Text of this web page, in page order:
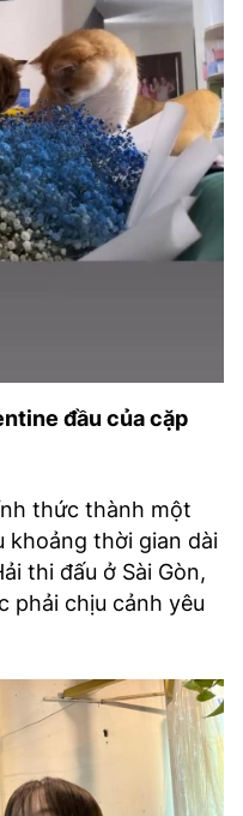
đầu của cặp
thức thành một
khoảng thời gian dài
thi đấu ở Sài Gòn,
phải chịu cảnh yêu